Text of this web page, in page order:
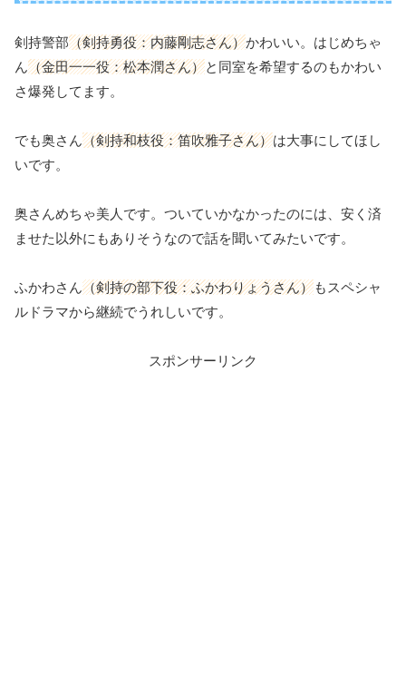
剣持警部（剣持勇役：内藤剛志さん）かわいい。はじめちゃ
ん（金田一一役：松本潤さん）と同室を希望するのもかわい
さ爆発してます。
でも奥さん（剣持和枝役：笛吹雅子さん）は大事にしてほし
いです。
奥さんめちゃ美人です。ついていかなかったのには、安く済
ませた以外にもありそうなので話を聞いてみたいです。
ふかわさん（剣持の部下役：ふかわりょうさん）もスペシャ
ルドラマから継続でうれしいです。
スポンサーリンク